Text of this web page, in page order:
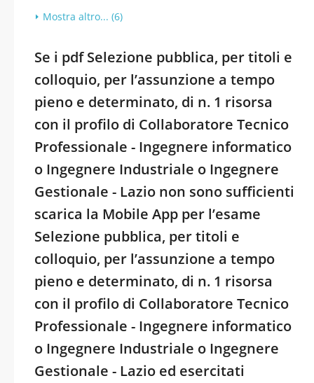
Mostra altro... (6)
Se i pdf Selezione pubblica, per titoli e
colloquio, per l’assunzione a tempo
pieno e determinato, di n. 1 risorsa
con il profilo di Collaboratore Tecnico
Professionale - Ingegnere informatico
o Ingegnere Industriale o Ingegnere
Gestionale - Lazio non sono sufficienti
scarica la Mobile App per l’esame
Selezione pubblica, per titoli e
colloquio, per l’assunzione a tempo
pieno e determinato, di n. 1 risorsa
con il profilo di Collaboratore Tecnico
Professionale - Ingegnere informatico
o Ingegnere Industriale o Ingegnere
Gestionale - Lazio ed esercitati